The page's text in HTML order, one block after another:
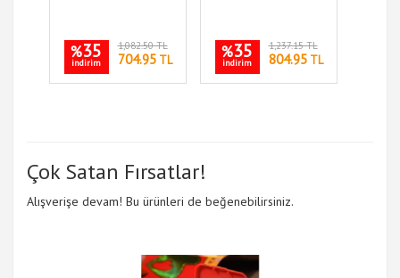
%35
indirim
1,082.50 TL
704.95TL %35
indirim
1,237.15 TL
804.95TL
Çok Satan Fırsatlar!
Alışverişe devam! Bu ürünleri de beğenebilirsiniz.